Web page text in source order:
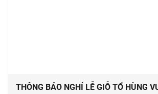
THÔNG BÁO NGHỈ LỄ GIỖ TỔ HÙNG